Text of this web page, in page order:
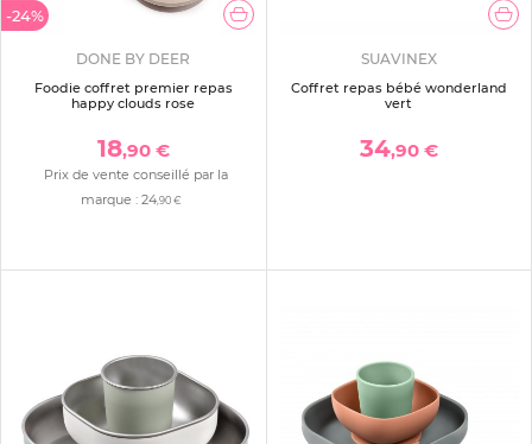
-24%
DONE BY DEER
Foodie coffret premier repas
happy clouds rose
18,90 €
Prix de vente conseillé par la
marque : 24,90 €
SUAVINEX
Coffret repas bébé wonderland
vert
34,90 €